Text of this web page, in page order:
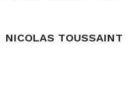
NICOLAS TOUSSAINT